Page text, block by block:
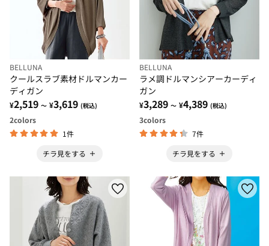
BELLUNA
クールスラブ素材ドルマンカー
ディガン
¥2,519 ～ ¥3,619 (税込)
2colors
1件
チラ見をする
BELLUNA
ラメ調ドルマンシアーカーディ
ガン
¥3,289 ～ ¥4,389 (税込)
3colors
7件
チラ見をする